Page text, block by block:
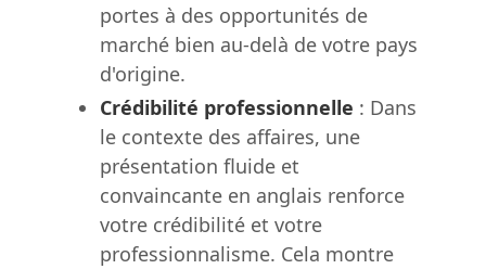
portes à des opportunités de
marché bien au-delà de votre pays
d'origine.
Crédibilité professionnelle : Dans
le contexte des affaires, une
présentation fluide et
convaincante en anglais renforce
votre crédibilité et votre
professionnalisme. Cela montre